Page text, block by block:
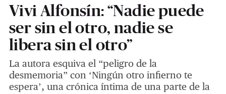
Vivi Alfonsín: “Nadie puede
ser sin el otro, nadie se
libera sin el otro”
La autora esquiva el “peligro de la
desmemoria” con ‘Ningún otro infierno te
espera’, una crónica íntima de una parte de la